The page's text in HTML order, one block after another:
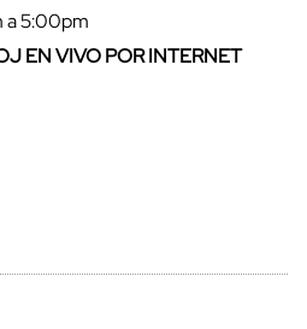
a 5:00pm
EN VIVO POR INTERNET